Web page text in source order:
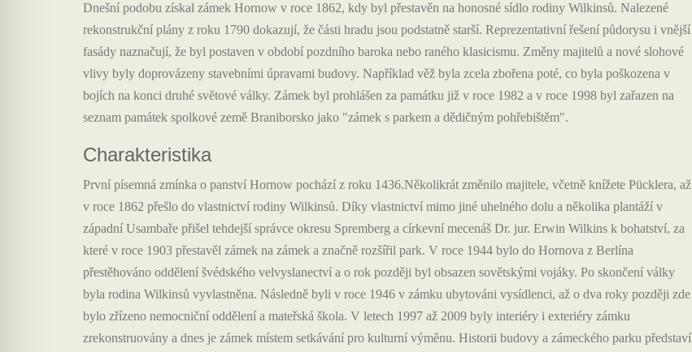
Dnešní podobu získal zámek Hornow v roce 1862, kdy byl přestavěn na honosné sídlo rodiny Wilkinsů. Nalezené
rekonstrukční plány z roku 1790 dokazují, že části hradu jsou podstatně starší. Reprezentativní řešení půdorysu i vnější
fasády naznačují, že byl postaven v období pozdního baroka nebo raného klasicismu. Změny majitelů a nové slohové
vlivy byly doprovázeny stavebními úpravami budovy. Například věž byla zcela zbořena poté, co byla poškozena v
bojích na konci druhé světové války. Zámek byl prohlášen za památku již v roce 1982 a v roce 1998 byl zařazen na
seznam památek spolkové země Braniborsko jako "zámek s parkem a dědičným pohřebištěm".
Charakteristika
První písemná zmínka o panství Hornow pochází z roku 1436.Několikrát změnilo majitele, včetně knížete Pücklera, až
v roce 1862 přešlo do vlastnictví rodiny Wilkinsů. Díky vlastnictví mimo jiné uhelného dolu a několika plantáží v
západní Usambaře přišel tehdejší správce okresu Spremberg a církevní mecenáš Dr. jur. Erwin Wilkins k bohatství, za
které v roce 1903 přestavěl zámek na zámek a značně rozšířil park. V roce 1944 bylo do Hornova z Berlína
přestěhováno oddělení švédského velvyslanectví a o rok později byl obsazen sovětskými vojáky. Po skončení války
byla rodina Wilkinsů vyvlastněna. Následně byli v roce 1946 v zámku ubytováni vysídlenci, až o dva roky později zde
bylo zřízeno nemocniční oddělení a mateřská škola. V letech 1997 až 2009 byly interiéry i exteriéry zámku
zrekonstruovány a dnes je zámek místem setkávání pro kulturní výměnu. Historii budovy a zámeckého parku představí